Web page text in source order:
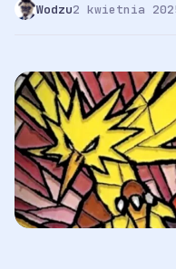
Wodzu2 kwietnia